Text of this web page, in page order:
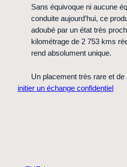
Sans équivoque ni aucune
conduite aujourd’hui, ce
adoubé par un état très
kilométrage de 2 753 kms
rend absolument unique.
Un placement très rare et de
initier un échange confidentiel